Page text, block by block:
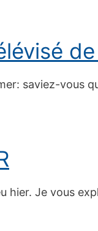
de
saviez-vous
hier. Je vous